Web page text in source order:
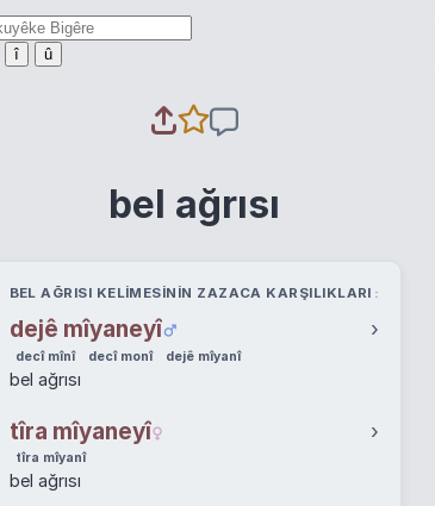
î û
bel ağrısı
BEL AĞRISI KELIMESININ ZAZACA KARŞILIKLARI
dejê mîyaneyî ›
decî mînî decî monî dejê mîyanî
bel ağrısı
tîra mîyaneyî ›
tîra mîyanî
bel ağrısı